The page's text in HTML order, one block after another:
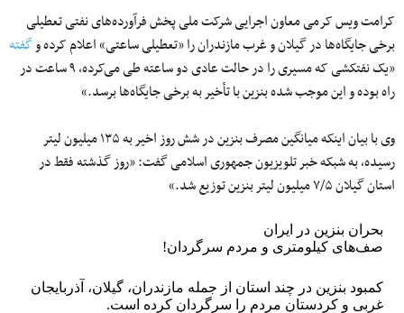
کرامت ویس کرمی معاون اجرایی شرکت ملی پخش فرآورده‌های نفتی تعطیلی
برخی جایگاه‌ها در گیلان و غرب مازندران را «تعطیلی ساعتی» اعلام کرده وگفته
«یک نفتکشی که مسیری را در حالت عادی دو ساعته طی می‌کرده، ۹ ساعت در
راه بوده و این موجب شده بنزین با تأخیر به برخی جایگاه‌ها برسد.»
وی با بیان اینکه میانگین مصرف بنزین در شش روز اخیر به ۱۳۵ میلیون لیتر
رسیده، به شبکه خبر تلویزیون جمهوری اسلامی گفت: «روز گذشته فقط در
استان گیلان ۷/۵ میلیون لیتر بنزین توزیع شد.»
بحران بنزین در ایران
صف‌های کیلومتری و مردم سرگردان!
کمبود بنزین در چند استان از جمله مازندران، گیلان، آذربایجان
غربی و کردستان مردم را سرگردان کرده است.